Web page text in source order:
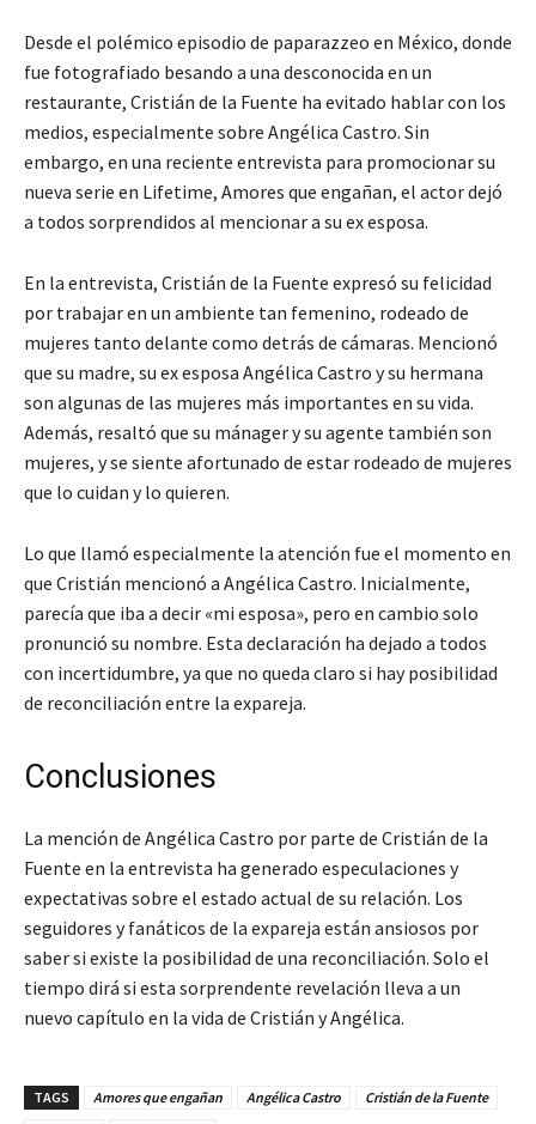
Desde el polémico episodio de paparazzeo en México, donde
fue fotografiado besando a una desconocida en un
restaurante, Cristián de la Fuente ha evitado hablar con los
medios, especialmente sobre Angélica Castro. Sin
embargo, en una reciente entrevista para promocionar su
nueva serie en Lifetime, Amores que engañan, el actor dejó
a todos sorprendidos al mencionar a su ex esposa.
En la entrevista, Cristián de la Fuente expresó su felicidad
por trabajar en un ambiente tan femenino, rodeado de
mujeres tanto delante como detrás de cámaras. Mencionó
que su madre, su ex esposa Angélica Castro y su hermana
son algunas de las mujeres más importantes en su vida.
Además, resaltó que su mánager y su agente también son
mujeres, y se siente afortunado de estar rodeado de mujeres
que lo cuidan y lo quieren.
Lo que llamó especialmente la atención fue el momento en
que Cristián mencionó a Angélica Castro. Inicialmente,
parecía que iba a decir «mi esposa», pero en cambio solo
pronunció su nombre. Esta declaración ha dejado a todos
con incertidumbre, ya que no queda claro si hay posibilidad
de reconciliación entre la expareja.
Conclusiones
La mención de Angélica Castro por parte de Cristián de la
Fuente en la entrevista ha generado especulaciones y
expectativas sobre el estado actual de su relación. Los
seguidores y fanáticos de la expareja están ansiosos por
saber si existe la posibilidad de una reconciliación. Solo el
tiempo dirá si esta sorprendente revelación lleva a un
nuevo capítulo en la vida de Cristián y Angélica.
TAGS Amores que engañan Angélica Castro
Cristián de la Fuente